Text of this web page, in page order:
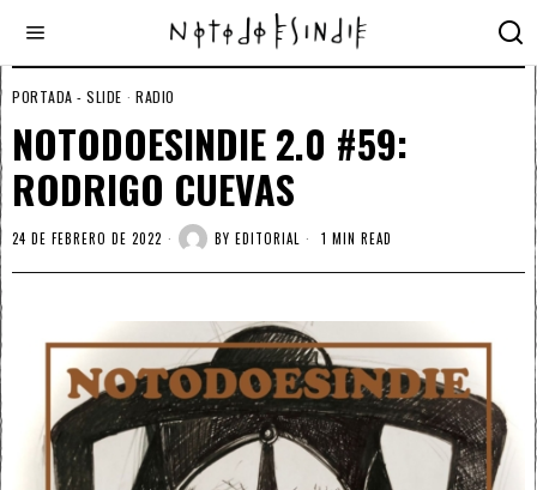
PORTADA - SLIDE · RADIO
NOTODOESINDIE 2.0 #59:
RODRIGO CUEVAS
24 DE FEBRERO DE 2022 BY EDITORIAL 1 MIN READ